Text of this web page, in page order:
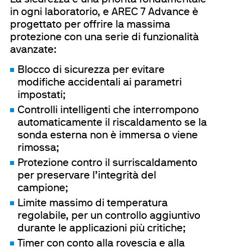
in ogni laboratorio, e AREC 7 Advance è
progettato per offrire la massima
protezione con una serie di funzionalità
avanzate:
Blocco di sicurezza per evitare
modifiche accidentali ai parametri
impostati;
Controlli intelligenti che interrompono
automaticamente il riscaldamento se la
sonda esterna non è immersa o viene
rimossa;
Protezione contro il surriscaldamento
per preservare l’integrità del
campione;
Limite massimo di temperatura
regolabile, per un controllo aggiuntivo
durante le applicazioni più critiche;
Timer con conto alla rovescia e alla